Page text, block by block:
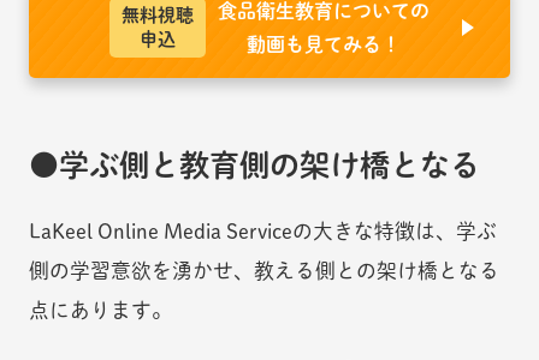
無料視聴
申込
食品衛生教育についての
動画も見てみる！
学ぶ側と教育側の架け橋となる
LaKeel Online Media Serviceの大きな特徴は、学ぶ
側の学習意欲を湧かせ、教える側との架け橋となる
点にあります。